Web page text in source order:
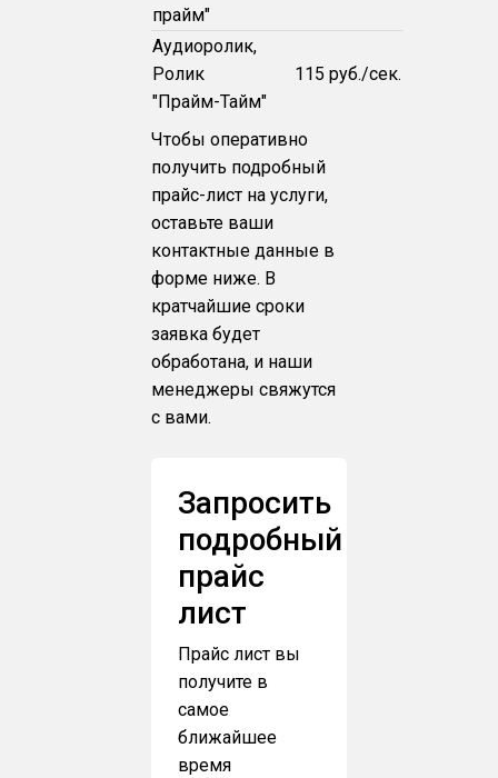
прайм"
Аудиоролик,
Ролик
"Прайм-Тайм"
115 руб./сек.
Чтобы оперативно
получить подробный
прайс-лист на услуги,
оставьте ваши
контактные данные в
форме ниже. В
кратчайшие сроки
заявка будет
обработана, и наши
менеджеры свяжутся
с вами.
Запросить
подробный
прайс
лист
Прайс лист вы
получите в
самое
ближайшее
время